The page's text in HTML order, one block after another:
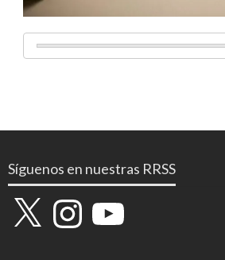
Síguenos en nuestras RRSS
X InstagramYouTube